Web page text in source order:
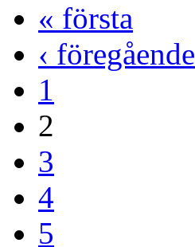
« första
‹ föregående
1
2
3
4
5